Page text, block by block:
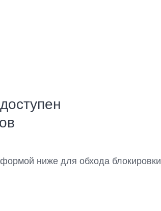
ниже для обхода блокировки